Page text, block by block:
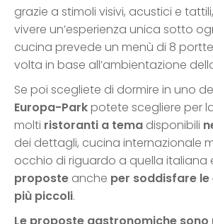
grazie a stimoli visivi, acustici e
vivere un’esperienza unica sotto
cucina prevede un menù di 8
volta in base all’ambientazione
Se poi scegliete di dormire in uno
Europa-Parkpotete scegliere per
molti ristoranti a tema disponibili
dei dettagli, cucina internazionale
occhio di riguardo a quella italiana
proposte anche per soddisfare le
più piccoli.
Le proposte gastronomiche sono